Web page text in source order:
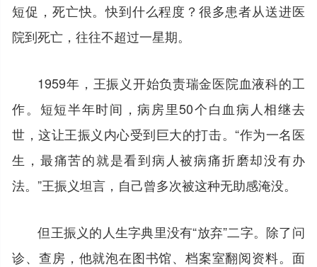
短促，死亡快。快到什么程度？很多患者从送进医
院到死亡，往往不超过一星期。
1959年，王振义开始负责瑞金医院血液科的工
作。短短半年时间，病房里50个白血病人相继去
世，这让王振义内心受到巨大的打击。“作为一名医
生，最痛苦的就是看到病人被病痛折磨却没有办
法。”王振义坦言，自己曾多次被这种无助感淹没。
但王振义的人生字典里没有“放弃”二字。除了问
诊、查房，他就泡在图书馆、档案室翻阅资料。面